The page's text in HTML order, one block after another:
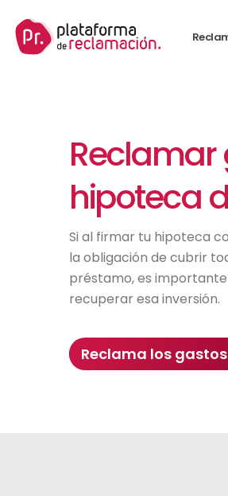
Reclamar
hipoteca
Si al firmar tu hipoteca
la obligación de cubrir
préstamo, es
recuperar esa inversión.
Reclama los